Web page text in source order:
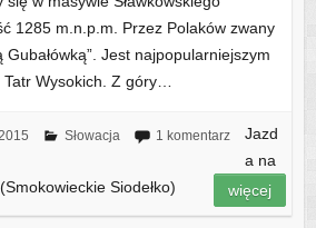
1285 m.n.p.m. Przez Polaków zwany
Gubałówką”. Jest najpopularniejszym
Wysokich. Z góry…
Słowacja 1 komentarz
Jazd
a na
Siodełko)
więcej